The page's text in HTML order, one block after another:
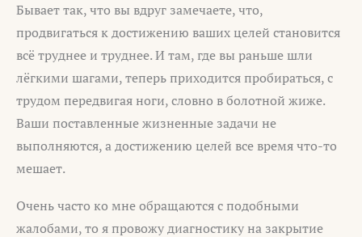
Бывает так, что вы вдруг замечаете, что,
продвигаться к достижению ваших целей становится
всё труднее и труднее. И там, где вы раньше шли
лёгкими шагами, теперь приходится пробираться, с
трудом передвигая ноги, словно в болотной жиже.
Ваши поставленные жизненные задачи не
выполняются, а достижению целей все время что-то
мешает.
Очень часто ко мне обращаются с подобными
жалобами, то я провожу диагностику на закрытие